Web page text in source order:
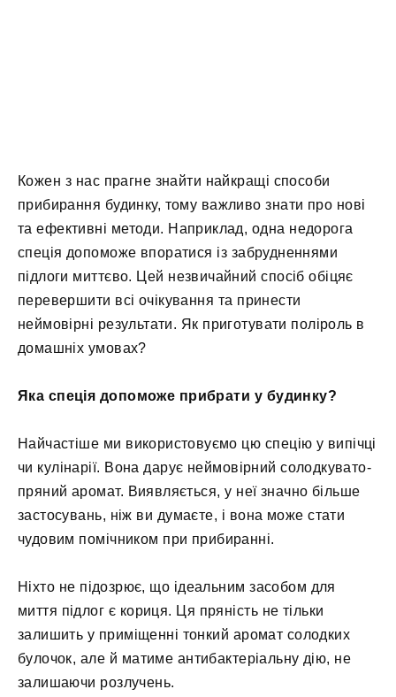
Кожен з нас прагне знайти найкращі способи
прибирання будинку, тому важливо знати про нові
та ефективні методи. Наприклад, одна недорога
спеція допоможе впоратися із забрудненнями
підлоги миттєво. Цей незвичайний спосіб обіцяє
перевершити всі очікування та принести
неймовірні результати. Як приготувати поліроль в
домашніх умовах?
Яка спеція допоможе прибрати у будинку?
Найчастіше ми використовуємо цю спецію у випічці
чи кулінарії. Вона дарує неймовірний солодкувато-
пряний аромат. Виявляється, у неї значно більше
застосувань, ніж ви думаєте, і вона може стати
чудовим помічником при прибиранні.
Ніхто не підозрює, що ідеальним засобом для
миття підлог є кориця. Ця пряність не тільки
залишить у приміщенні тонкий аромат солодких
булочок, але й матиме антибактеріальну дію, не
залишаючи розлучень.